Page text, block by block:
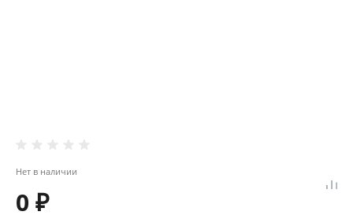
Нет в наличии
0 ₽